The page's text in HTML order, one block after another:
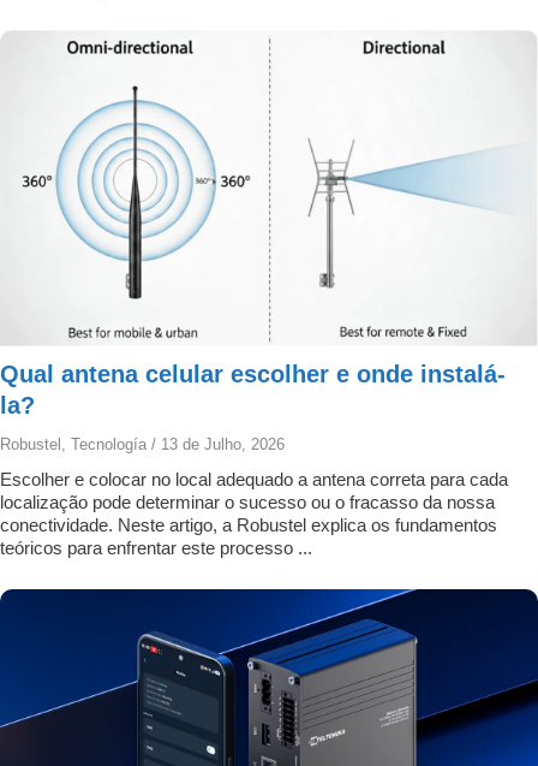
Qual antena celular escolher e onde instalá-
la?
Robustel , Tecnología / 13 de Julho, 2026
Escolher e colocar no local adequado a antena correta para cada
localização pode determinar o sucesso ou o fracasso da nossa
conectividade. Neste artigo, a Robustel explica os fundamentos
teóricos para enfrentar este processo ...